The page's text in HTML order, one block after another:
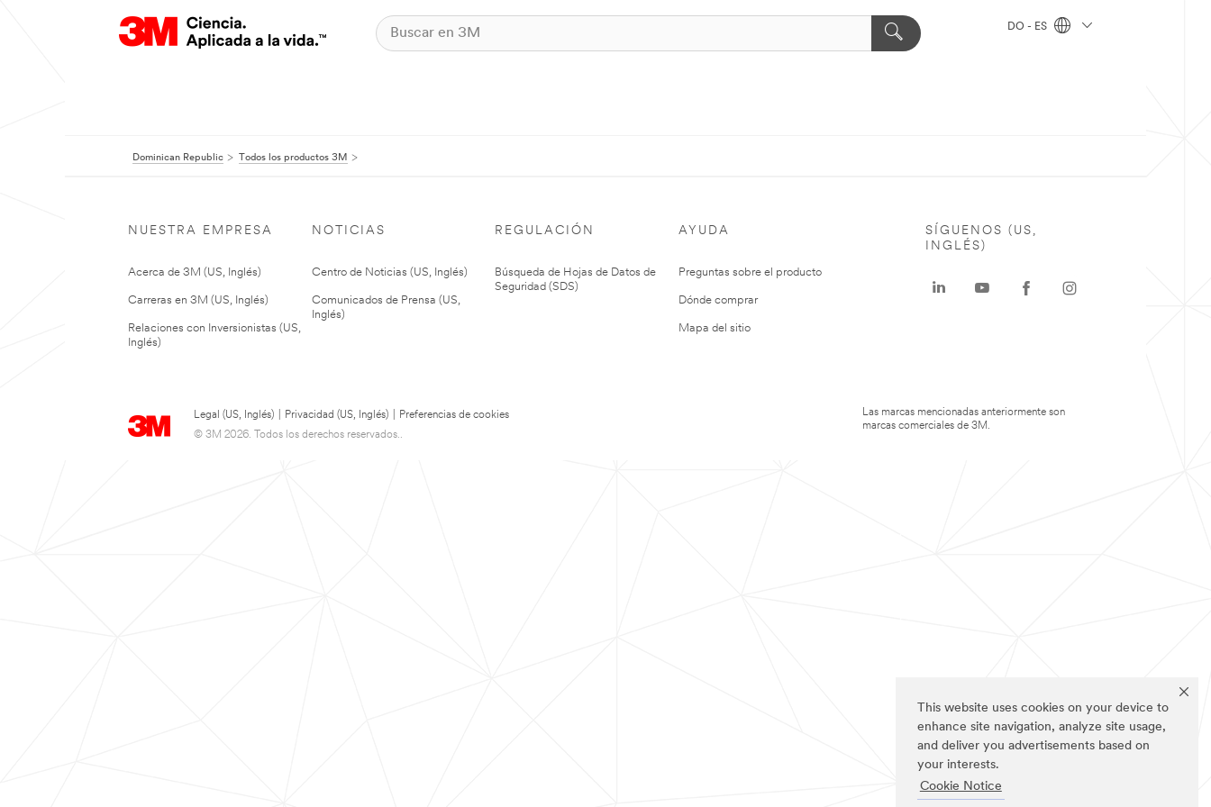
This website uses cookies on your device to
enhance site navigation, analyze site usage,
and deliver you advertisements based on
your interests.
Cookie Notice
DO - ES
Dominican Republic Todos los productos 3M
NUESTRA EMPRESA
Acerca de 3M (US, Inglés)
Carreras en 3M (US, Inglés)
Relaciones con Inversionistas (US,
Inglés)
NOTICIAS
Centro de Noticias (US, Inglés)
Comunicados de Prensa (US,
Inglés)
REGULACIÓN
Búsqueda de Hojas de Datos de
Seguridad (SDS)
AYUDA
Preguntas sobre el producto
Dónde comprar
Mapa del sitio
Legal (US, Inglés) Privacidad (US, Inglés)
Preferencias de cookies
© 3M 2026. Todos los derechos reservados..
SÍGUENOS (US,
INGLÉS)
Las marcas mencionadas anteriormente son
marcas comerciales de 3M.